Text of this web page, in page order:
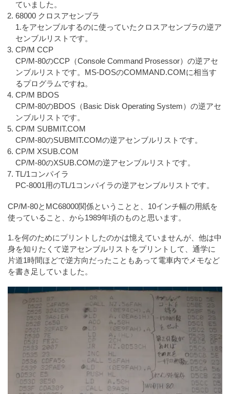
ていました。
68000 クロスアセンブラ
1.をアセンブルするのに使っていたクロスアセンブラの逆ア
センブルリストです。
CP/M CCP
CP/M-80のCCP（Console Command Prosessor）の逆アセ
ンブルリストです。MS-DOSのCOMMAND.COMに相当す
るプログラムですね。
CP/M BDOS
CP/M-80のBDOS（Basic Disk Operating System）の逆アセ
ンブルリストです。
CP/M SUBMIT.COM
CP/M-80のSUBMIT.COMの逆アセンブルリストです。
CP/M XSUB.COM
CP/M-80のXSUB.COMの逆アセンブルリストです。
TL/1コンパイラ
PC-8001用のTL/1コンパイラの逆アセンブルリストです。
CP/M-80とMC68000関係ということと、10インチ幅の用紙を
使っていること、から1989年頃のものと思います。
1.を何のためにプリントしたのかは憶えていませんが、他は中
身を知りたくて逆アセンブルリストをプリントして、通学に
片道1時間ほどで逆方向だったこともあって電車内でメモなど
を書き足していました。